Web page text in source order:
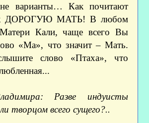
варианты… Как почитают
ДОРОГУЮ МАТЬ! В любом
Матери Кали, чаще всего Вы
«Ма», что значит – Мать.
слово «Птаха», что
Разве индуисты
творцом всего сущего?..